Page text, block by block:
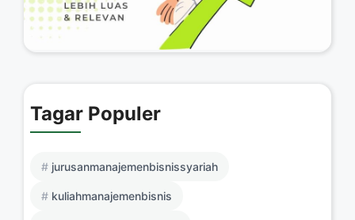
Tagar Populer
jurusanmanajemenbisnissyariah
kuliahmanajemenbisnis